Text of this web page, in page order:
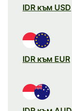
IDR към USD
IDR към EUR